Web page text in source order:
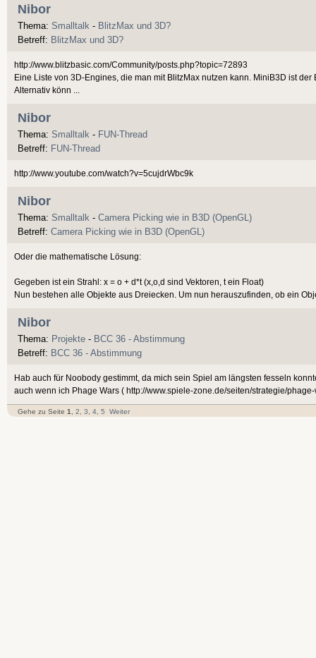
Nibor
Thema: Smalltalk - BlitzMax und 3D?
Betreff: BlitzMax und 3D?
http://www.blitzbasic.com/Community/posts.php?topic=72893
Eine Liste von 3D-Engines, die man mit BlitzMax nutzen kann. MiniB3D ist
Alternativ könn ...
Nibor
Thema: Smalltalk - FUN-Thread
Betreff: FUN-Thread
http://www.youtube.com/watch?v=5cujdrWbc9k
Nibor
Thema: Smalltalk - Camera Picking wie in B3D (OpenGL)
Betreff: Camera Picking wie in B3D (OpenGL)
Oder die mathematische Lösung:
Gegeben ist ein Strahl: x = o + d*t (x,o,d sind Vektoren, t ein Float)
Nun bestehen alle Objekte aus Dreiecken. Um nun herauszufinden, ob ein
Nibor
Thema: Projekte - BCC 36 - Abstimmung
Betreff: BCC 36 - Abstimmung
Hab auch für Noobody gestimmt, da mich sein Spiel am längsten fesseln
auch wenn ich Phage Wars ( http://www.spiele-zone.de/seiten/strategie/
Gehe zu Seite 1 2 3 4, 5 Weiter